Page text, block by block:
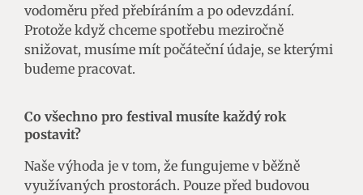
vodoměru před přebíráním a po odevzdání.
Protože když chceme spotřebu meziročně
snižovat, musíme mít počáteční údaje, se kterými
budeme pracovat.
Co všechno pro festival musíte každý rok
postavit?
Naše výhoda je v tom, že fungujeme v běžně
využívaných prostorách. Pouze před budovou